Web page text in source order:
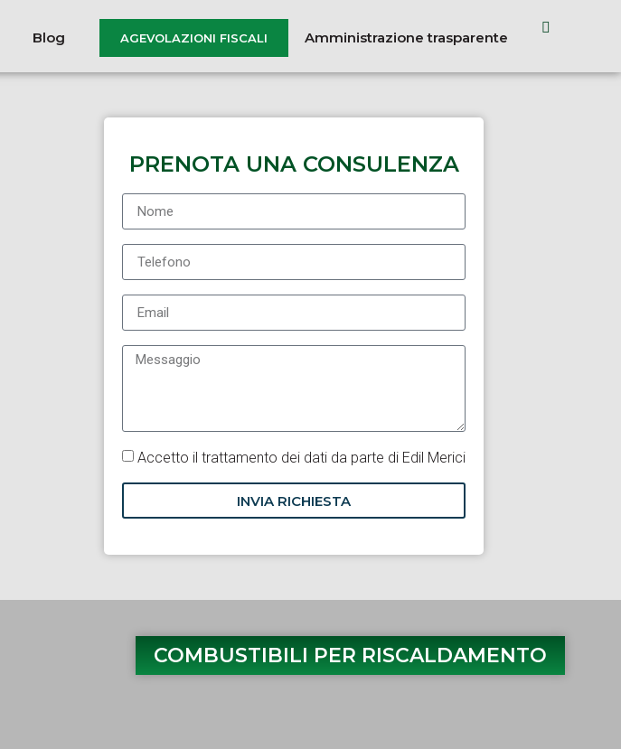
Blog AGEVOLAZIONI FISCALI Amministrazione trasparente
PRENOTA UNA CONSULENZA
Accetto il trattamento dei dati da parte di Edil Merici
INVIA RICHIESTA
COMBUSTIBILI PER RISCALDAMENTO